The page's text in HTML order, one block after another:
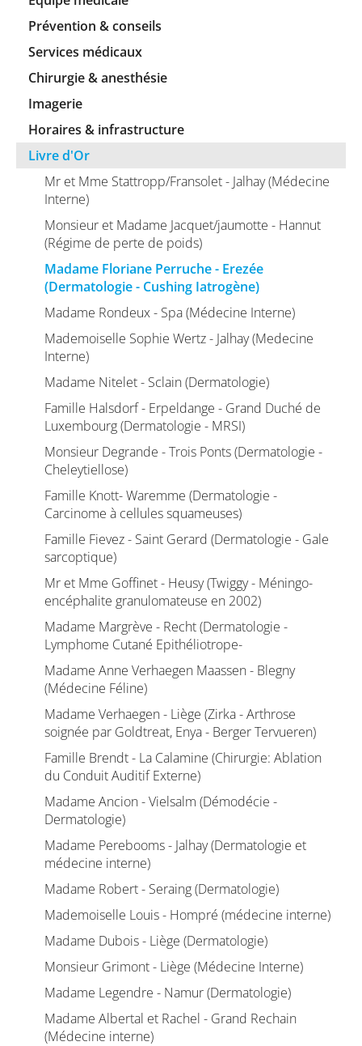
Prévention & conseils
Services médicaux
Chirurgie & anesthésie
Imagerie
Horaires & infrastructure
Livre d'Or
Mr et Mme Stattropp/Fransolet - Jalhay (Médecine
Interne)
Monsieur et Madame Jacquet/jaumotte - Hannut
(Régime de perte de poids)
Madame Floriane Perruche - Erezée
(Dermatologie - Cushing Iatrogène)
Madame Rondeux - Spa (Médecine Interne)
Mademoiselle Sophie Wertz - Jalhay (Medecine
Interne)
Madame Nitelet - Sclain (Dermatologie)
Famille Halsdorf - Erpeldange - Grand Duché de
Luxembourg (Dermatologie - MRSI)
Monsieur Degrande - Trois Ponts (Dermatologie -
Cheleytiellose)
Famille Knott- Waremme (Dermatologie -
Carcinome à cellules squameuses)
Famille Fievez - Saint Gerard (Dermatologie - Gale
sarcoptique)
Mr et Mme Goffinet - Heusy (Twiggy - Méningo-
encéphalite granulomateuse en 2002)
Madame Margrève - Recht (Dermatologie -
Lymphome Cutané Epithéliotrope-
Madame Anne Verhaegen Maassen - Blegny
(Médecine Féline)
Madame Verhaegen - Liège (Zirka - Arthrose
soignée par Goldtreat, Enya - Berger Tervueren)
Famille Brendt - La Calamine (Chirurgie: Ablation
du Conduit Auditif Externe)
Madame Ancion - Vielsalm (Démodécie -
Dermatologie)
Madame Perebooms - Jalhay (Dermatologie et
médecine interne)
Madame Robert - Seraing (Dermatologie)
Mademoiselle Louis - Hompré (médecine interne)
Madame Dubois - Liège (Dermatologie)
Monsieur Grimont - Liège (Médecine Interne)
Madame Legendre - Namur (Dermatologie)
Madame Albertal et Rachel - Grand Rechain
(Médecine interne)